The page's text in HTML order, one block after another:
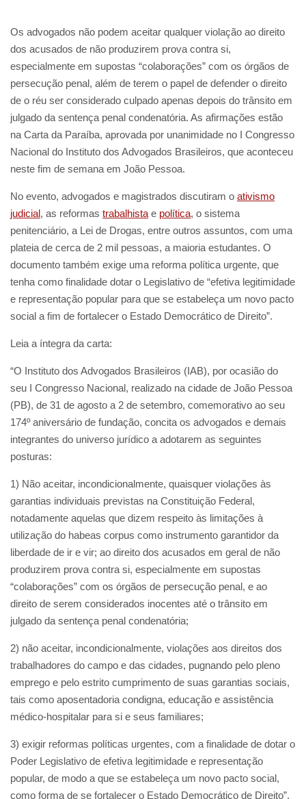
Os advogados não podem aceitar qualquer violação ao direito
dos acusados de não produzirem prova contra si,
especialmente em supostas “colaborações” com os órgãos de
persecução penal, além de terem o papel de defender o direito
de o réu ser considerado culpado apenas depois do trânsito em
julgado da sentença penal condenatória. As afirmações estão
na Carta da Paraíba, aprovada por unanimidade no I Congresso
Nacional do Instituto dos Advogados Brasileiros, que aconteceu
neste fim de semana em João Pessoa.
No evento, advogados e magistrados discutiram o ativismo
judicial, as reformas trabalhista e política, o sistema
penitenciário, a Lei de Drogas, entre outros assuntos, com uma
plateia de cerca de 2 mil pessoas, a maioria estudantes. O
documento também exige uma reforma política urgente, que
tenha como finalidade dotar o Legislativo de “efetiva legitimidade
e representação popular para que se estabeleça um novo pacto
social a fim de fortalecer o Estado Democrático de Direito”.
Leia a íntegra da carta:
“O Instituto dos Advogados Brasileiros (IAB), por ocasião do
seu I Congresso Nacional, realizado na cidade de João Pessoa
(PB), de 31 de agosto a 2 de setembro, comemorativo ao seu
174º aniversário de fundação, concita os advogados e demais
integrantes do universo jurídico a adotarem as seguintes
posturas:
1) Não aceitar, incondicionalmente, quaisquer violações às
garantias individuais previstas na Constituição Federal,
notadamente aquelas que dizem respeito às limitações à
utilização do habeas corpus como instrumento garantidor da
liberdade de ir e vir; ao direito dos acusados em geral de não
produzirem prova contra si, especialmente em supostas
“colaborações” com os órgãos de persecução penal, e ao
direito de serem considerados inocentes até o trânsito em
julgado da sentença penal condenatória;
2) não aceitar, incondicionalmente, violações aos direitos dos
trabalhadores do campo e das cidades, pugnando pelo pleno
emprego e pelo estrito cumprimento de suas garantias sociais,
tais como aposentadoria condigna, educação e assistência
médico-hospitalar para si e seus familiares;
3) exigir reformas políticas urgentes, com a finalidade de dotar o
Poder Legislativo de efetiva legitimidade e representação
popular, de modo a que se estabeleça um novo pacto social,
como forma de se fortalecer o Estado Democrático de Direito”.